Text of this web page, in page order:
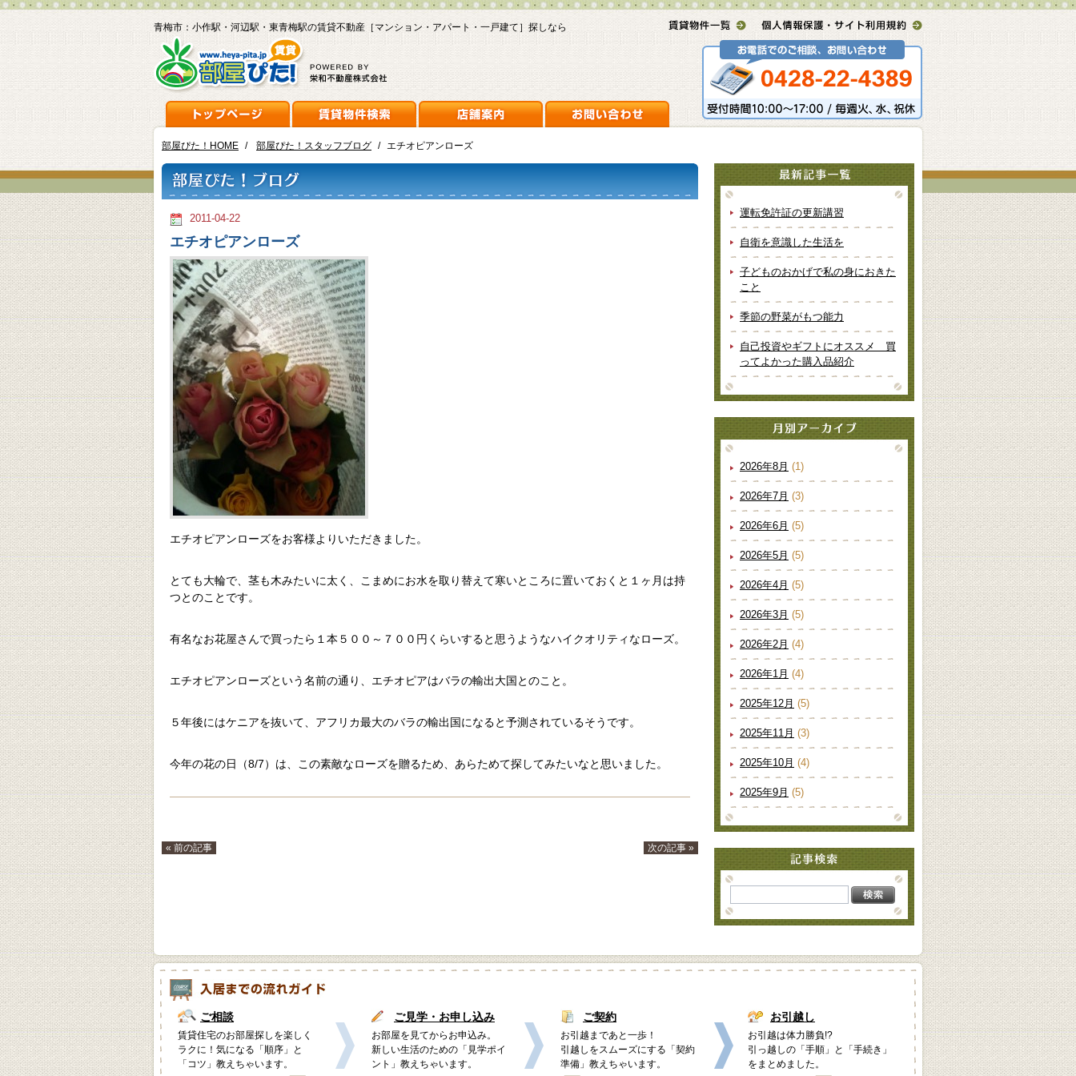
青梅市：小作駅・河辺駅・東青梅駅の賃貸不動産［マンション・アパート・一戸建て］探しなら
部屋ぴた！HOME / 部屋ぴた！スタッフブログ / エチオピアンローズ
2011-04-22
エチオピアンローズ
エチオピアンローズをお客様よりいただきました。
とても大輪で、茎も木みたいに太く、こまめにお水を取り替えて寒いところに置いておくと１ヶ月は持
つとのことです。
有名なお花屋さんで買ったら１本５００～７００円くらいすると思うようなハイクオリティなローズ。
エチオピアンローズという名前の通り、エチオピアはバラの輸出大国とのこと。
５年後にはケニアを抜いて、アフリカ最大のバラの輸出国になると予測されているそうです。
今年の花の日（8/7）は、この素敵なローズを贈るため、あらためて探してみたいなと思いました。
« 前の記事 次の記事 »
運転免許証の更新講習
自衛を意識した生活を
子どものおかげで私の身におきた
こと
季節の野菜がもつ能力
自己投資やギフトにオススメ 買
ってよかった購入品紹介
2026年8月 (1)
2026年7月 (3)
2026年6月 (5)
2026年5月 (5)
2026年4月 (5)
2026年3月 (5)
2026年2月 (4)
2026年1月 (4)
2025年12月 (5)
2025年11月 (3)
2025年10月 (4)
2025年9月 (5)
ご相談
賃貸住宅のお部屋探しを楽しく
ラクに！気になる「順序」と
「コツ」教えちゃいます。
ご見学・お申し込み
お部屋を見てからお申込み。
新しい生活のための「見学ポイ
ント」教えちゃいます。
ご契約
お引越まであと一歩！
引越しをスムーズにする「契約
準備」教えちゃいます。
お引越し
お引越は体力勝負!?
引っ越しの「手順」と「手続き」
をまとめました。